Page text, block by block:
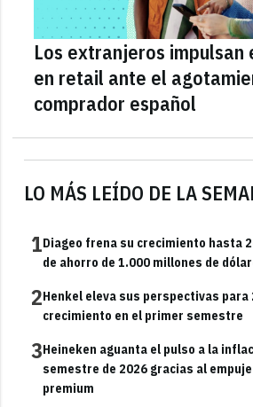
LO MÁS LEÍDO DE LA
1Diageo frena su crecimiento hasta
de ahorro de 1.000 millones de
2Henkel eleva sus perspectivas
crecimiento en el primer semestre
3Heineken aguanta el pulso a la
semestre de 2026 gracias al
premium
Los extranjeros impulsan
en retail ante el
comprador español